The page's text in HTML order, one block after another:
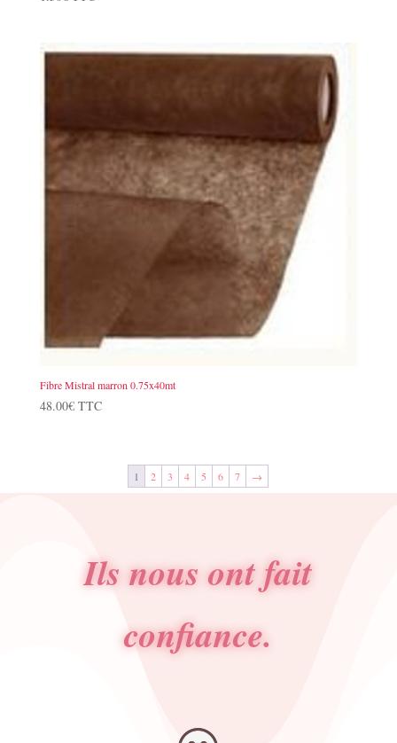
Fibre Mistral marron 0.75x40mt
48.00€ TTC
1 2 3 4 5 6 7 →
Ils nous ont fait
confiance.